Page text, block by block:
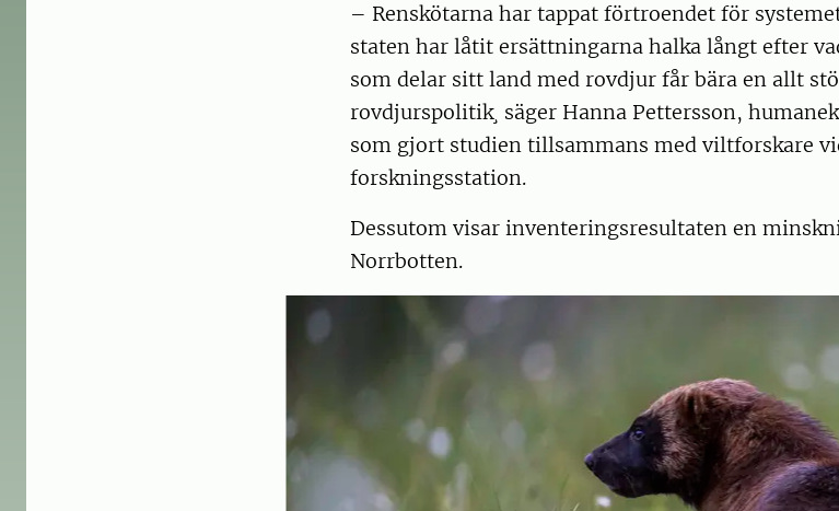
– Renskötarna har tappat förtroendet för
staten har låtit ersättningarna halka långt efter
som delar sitt land med rovdjur får bära en allt
rovdjurspolitik¸ säger Hanna Pettersson,
som gjort studien tillsammans med viltforskare
forskningsstation.
Dessutom visar inventeringsresultaten en
Norrbotten.